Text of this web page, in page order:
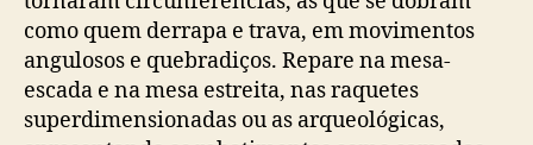
como quem derrapa e trava, em movimentos
angulosos e quebradiços. Repare na mesa-
escada e na mesa estreita, nas raquetes
superdimensionadas ou as arqueológicas,